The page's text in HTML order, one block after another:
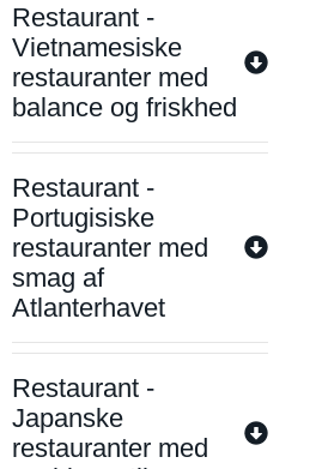
Restaurant -
Vietnamesiske
restauranter med
balance og friskhed
Restaurant -
Portugisiske
restauranter med
smag af
Atlanterhavet
Restaurant -
Japanske
restauranter med